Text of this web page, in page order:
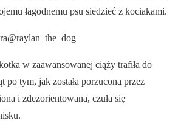
łagodnemu psu siedzieć z kociakami.
w zaawansowanej ciąży trafiła do
po tym, jak została porzucona przez
i zdezorientowana, czuła się